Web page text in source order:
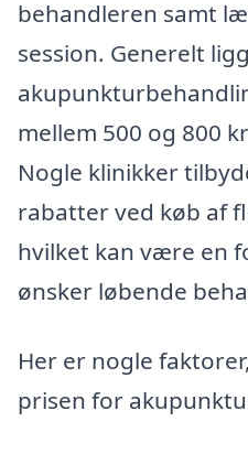
behandleren samt
session. Generelt
mellem 500 og 800
Nogle klinikker
rabatter ved køb af
hvilket kan være en
ønsker løbende
Her er nogle
prisen for